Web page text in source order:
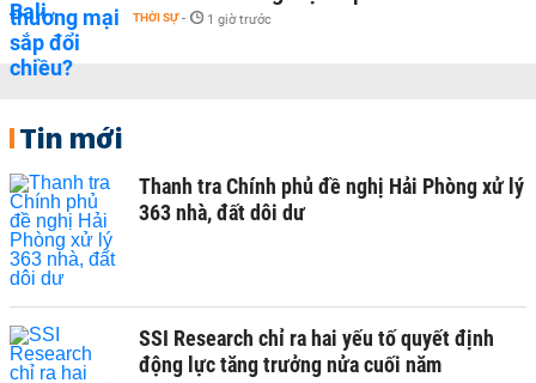
THỜI SỰ - 1 giờ trước
Tin mới
Thanh tra Chính phủ đề nghị Hải Phòng xử lý
363 nhà, đất dôi dư
SSI Research chỉ ra hai yếu tố quyết định
động lực tăng trưởng nửa cuối năm